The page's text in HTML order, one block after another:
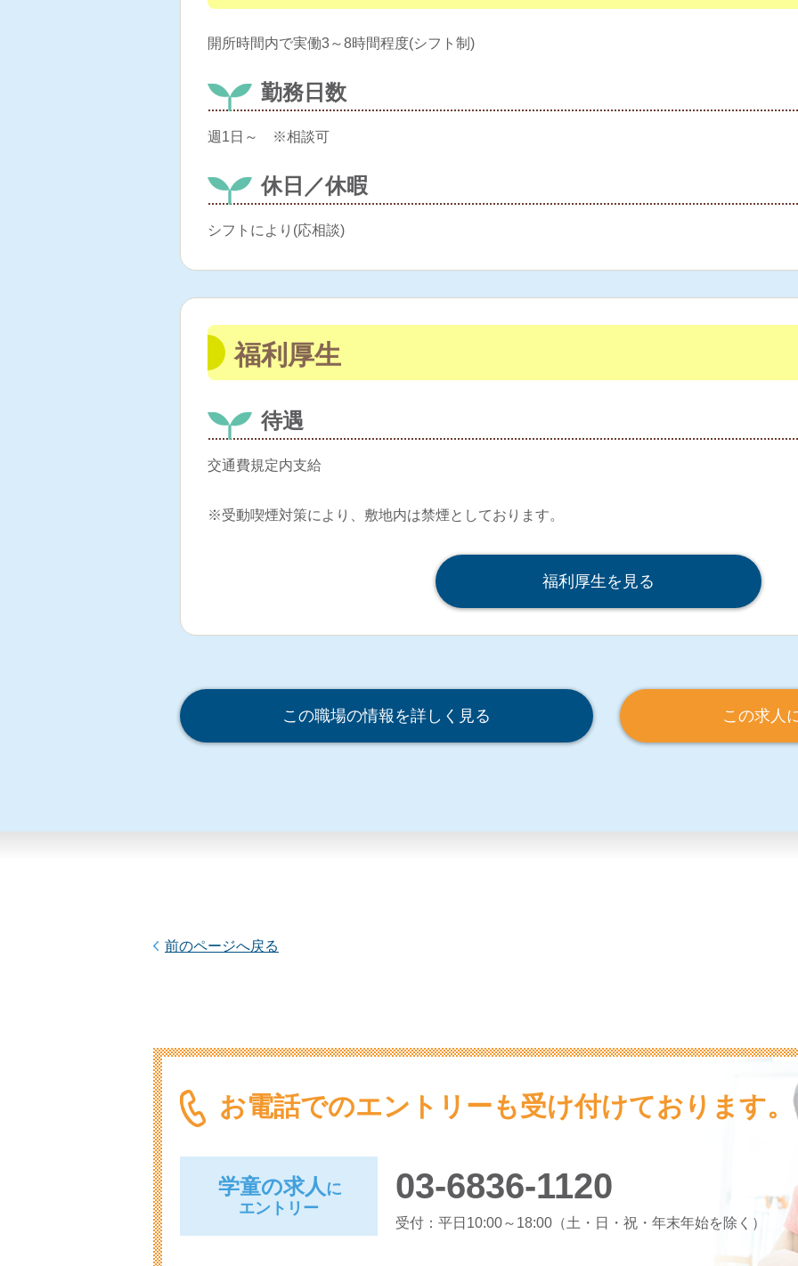
開所時間内で実働3～8時間程度(シフト制)
勤務日数
週1日～ ※相談可
休日／休暇
シフトにより(応相談)
福利厚生
待遇
交通費規定内支給
※受動喫煙対策により、敷地内は禁煙としております。
福利厚生を見る
この職場の情報を詳しく見る この求人
前のページへ戻る
お電話でのエントリーも受け付けております。
学童の求人 に
エントリー
03-6836-1120
受付：平日10:00～18:00 （土・日・祝・年末年始を除く）